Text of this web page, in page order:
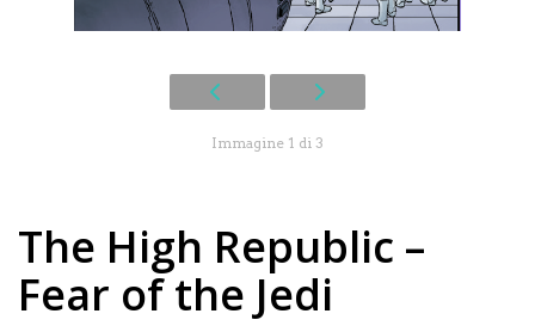
Immagine 1 di 3
The High Republic –
Fear of the Jedi